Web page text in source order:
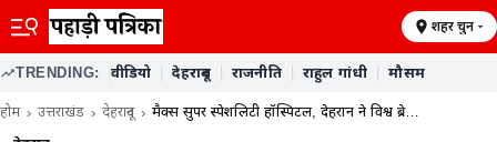
शहर चुनें
TRENDING: वीडियो देहरादून राजनीति राहुल गांधी मौसम
होम उत्तराखंड देहरादून मैक्स सुपर स्पेशलिटी हॉस्पिटल, देहरादून ने विश्व ब्रे…